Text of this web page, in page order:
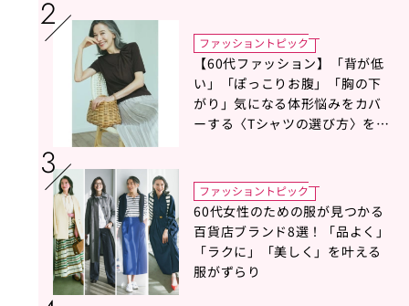
ファッショントピック
【60代ファッション】「背が低
い」「ぽっこりお腹」「胸の下
がり」気になる体形悩みをカバ
ーする〈Tシャツの選び方〉をス
ファッショントピック
60代女性のための服が見つかる
百貨店ブランド8選！「品よく」
「ラクに」「美しく」を叶える
服がずらり